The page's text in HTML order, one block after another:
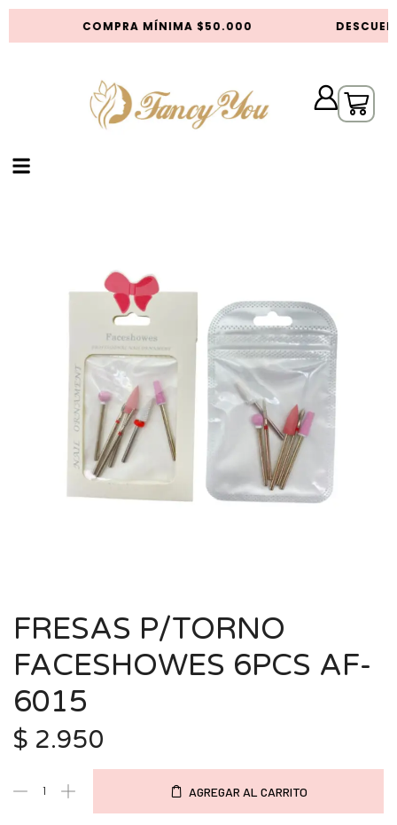
COMPRA MÍNIMA $50.000
FRESAS P/TORNO
FACESHOWES 6PCS AF-
6015
$ 2.950
AGREGAR AL CARRITO